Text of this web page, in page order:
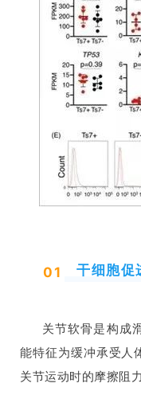
01 干细胞促
关节软骨是构成
能特征为缓冲承受人
关节运动时的摩擦阻